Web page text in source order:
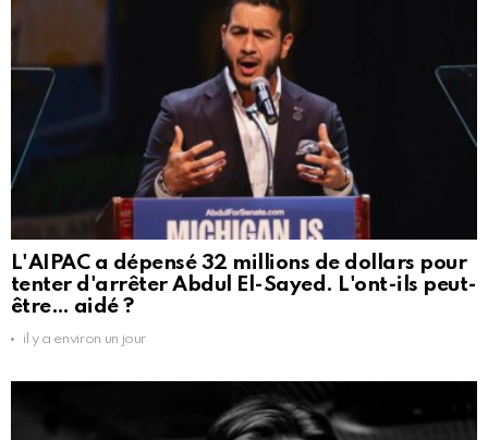
L'AIPAC a dépensé 32 millions de dollars pour
tenter d'arrêter Abdul El-Sayed. L'ont-ils peut-
être… aidé ?
il y a environ un jour